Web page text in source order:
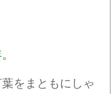
をまともにしゃ